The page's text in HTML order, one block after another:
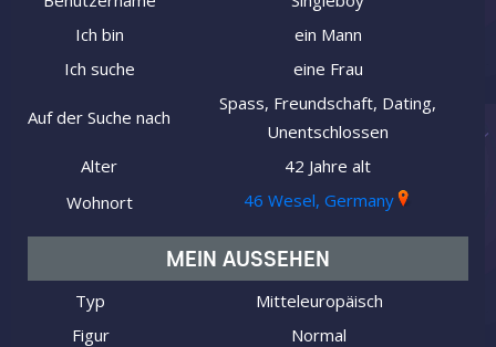
Ich bin
ein Mann
Ich suche
eine Frau
Auf der Suche nach
Spass, Freundschaft, Dating,
Unentschlossen
Alter
42 Jahre alt
Wohnort
46 Wesel, Germany
MEIN AUSSEHEN
Typ
Mitteleuropäisch
Figur
Normal